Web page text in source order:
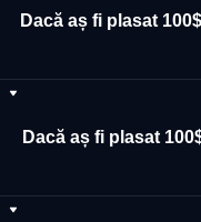
Dacă aș fi plasat
Dacă aș fi plasat